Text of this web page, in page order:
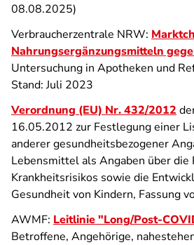
08.08.2025)
Verbraucherzentrale NRW:
Nahrungsergänzungsmitteln
Untersuchung in Apotheken und
Stand: Juli 2023
Verordnung (EU) Nr. 432/2012
16.05.2012 zur Festlegung einer
anderer gesundheitsbezogener
Lebensmittel als Angaben über die
Krankheitsrisikos sowie die
Gesundheit von Kindern, Fassung
AWMF: Leitlinie "Long/Post-
Betroffene, Angehörige,